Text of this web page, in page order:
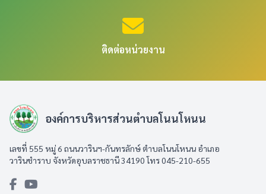
ติดต่อหน่วยงาน
องค์การบริหารส่วนตำบลโนนโหนน
เลขที่ 555 หมู่ 6 ถนนวารินฯ-กันทรลักษ์ ตำบลโนนโหนน อำเภอ
วารินชำราบ จังหวัดอุบลราชธานี 34190 โทร 045-210-655